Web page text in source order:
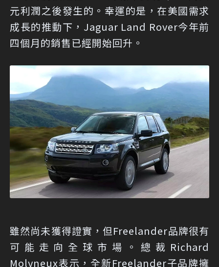
元利潤之後發生的。幸運的是，在美國需求
成長的推動下，Jaguar Land Rover今年前
四個月的銷售已經開始回升。
雖然尚未獲得證實，但Freelander品牌很有
可能走向全球市場。總裁Richard
Molyneux表示，全新Freelander子品牌擁